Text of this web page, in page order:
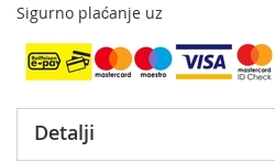
Sigurno plaćanje uz
Detalji